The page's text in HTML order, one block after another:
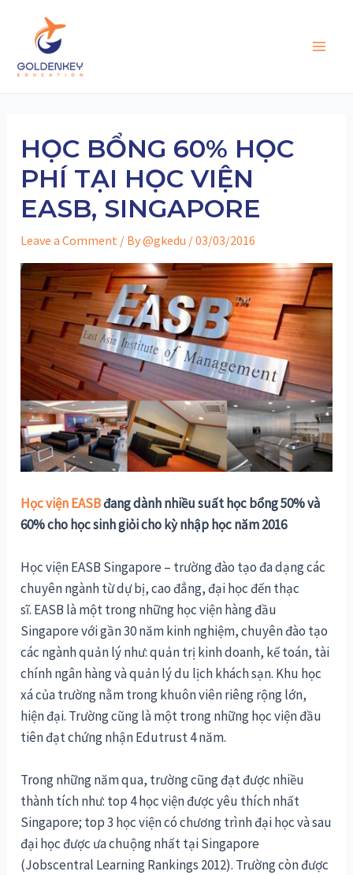
content
HỌC BỔNG 60% HỌC
PHÍ TẠI HỌC VIỆN
EASB, SINGAPORE
Leave a Comment / By@gkedu /03/03/2016
Học viện EASBđang dành nhiều suất học bổng 50% và
60% cho học sinh giỏi cho kỳ nhập học năm 2016
Học viện EASB Singapore – trường đào tạo đa dạng các
chuyên ngành từ dự bị, cao đẳng, đại học đến thạc
sĩ. EASB là một trong những học viện hàng đầu
Singapore với gần 30 năm kinh nghiệm, chuyên đào tạo
các ngành quản lý như: quản trị kinh doanh, kế toán, tài
chính ngân hàng và quản lý du lịch khách sạn. Khu học
xá của trường nằm trong khuôn viên riêng rộng lớn,
hiện đại. Trường cũng là một trong những học viện đầu
tiên đạt chứng nhận Edutrust 4 năm.
Trong những năm qua, trường cũng đạt được nhiều
thành tích như: top 4 học viện được yêu thích nhất
Singapore; top 3 học viện có chương trình đại học và sau
đại học được ưa chuộng nhất tại Singapore
(Jobscentral Learning Rankings 2012). Trường còn được